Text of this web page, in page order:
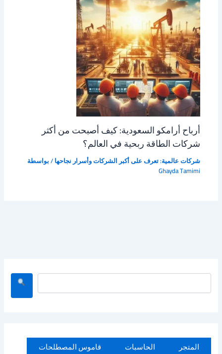
أرباح أرامكو السعودية: كيف أصبحت من أكثر
شركات الطاقة ربحية في العالم؟
شركات عالمية: تعرف على أكبر الشركات وأسرار نجاحها/ بواسطة
Ghayda Tamimi
ا
المتجر الحاسبات قاموس المصطلحات